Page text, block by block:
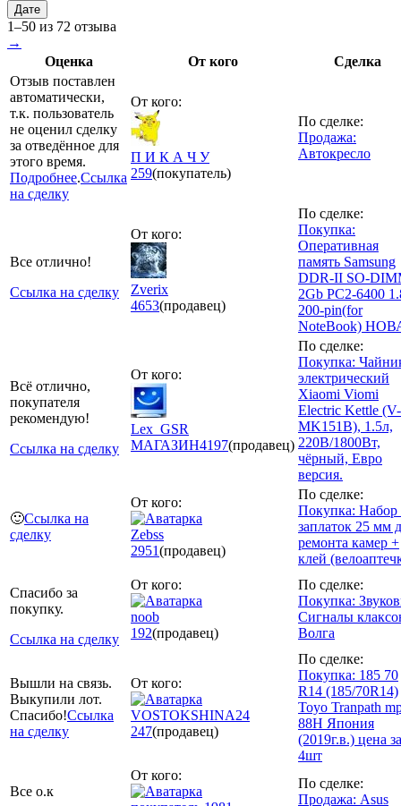
Дате
1–50 из 72 отзыва
→
Оценка
От кого
Сделка
Отзыв поставлен
автоматически,
т.к. пользователь
не оценил сделку
за отведённое для
этого время.
Подробнее.Ссылка
на сделку
От кого:
П И К А Ч У
259(покупатель)
По сделке:
Продажа:
Автокресло
Все отлично!
Ссылка на сделку
От кого:
Zverix
4653(продавец)
По сделке:
Покупка:
Оперативная
память Samsung
DDR-II SO-
2Gb PC2-6400
200-pin(for
NoteBook)
Всё отлично,
покупателя
рекомендую!
Ссылка на сделку
От кого:
Lex_GSR
МАГАЗИН4197(продавец)
По сделке:
Покупка:
электрический
Xiaomi Viomi
Electric Kettle (V-
MK151B), 1.5л,
220В/1800Вт,
чёрный, Евро
версия.
🙂Ссылка на
сделку
От кого:
Zebss
2951(продавец)
По сделке:
Покупка: Набор
заплаток 25 мм
ремонта камер +
клей
Спасибо за
покупку.
Ссылка на сделку
От кого:
noob
192(продавец)
По сделке:
Покупка:
Сигналы
Волга
Вышли на связь.
Выкупили лот.
Спасибо!Ссылка
на сделку
От кого:
VOSTOKSHINA24
247(продавец)
По сделке:
Покупка: 185 70
R14 (185/70R14)
Toyo Tranpath
88H Япония
(2019г.в.) цена за
4шт
Все о.к
От кого:
По сделке:
Продажа: Asus